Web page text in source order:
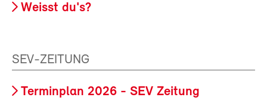
Weisst du's?
SEV-ZEITUNG
Terminplan 2026 - SEV Zeitung